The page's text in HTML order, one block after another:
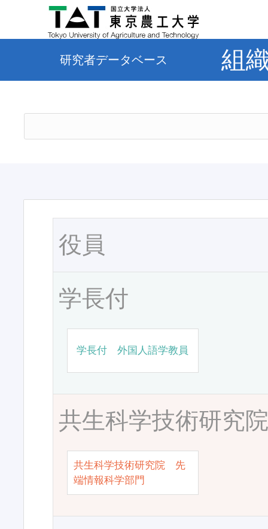
研究者データベース 組
役員
学長付
学長付 外国人語学教員
共生科学技術研究
共生科学技術研究院 先
端情報科学部門